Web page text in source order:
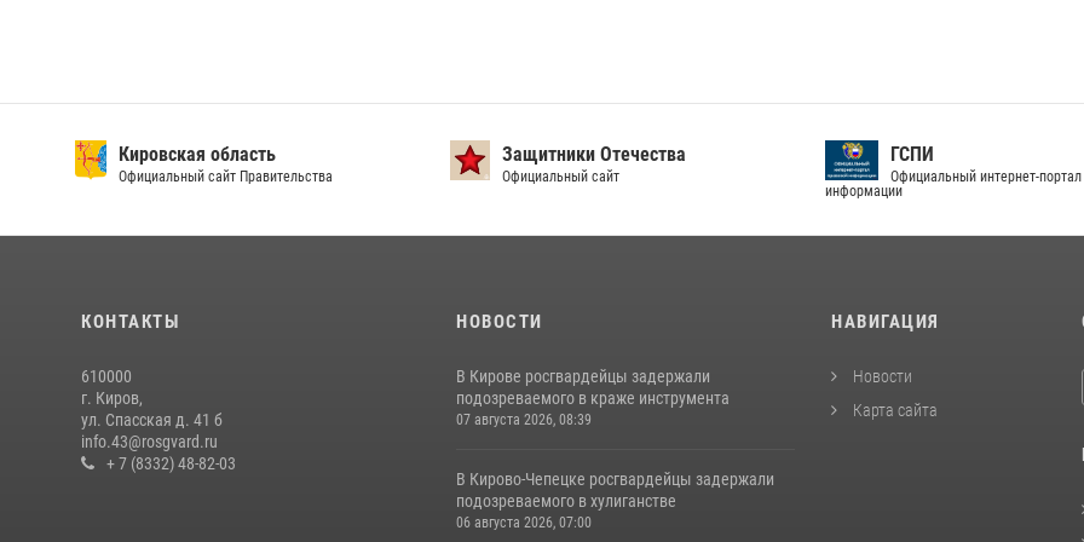
Кировская область
Официальный сайт Правительства
Защитники Отечества
Официальный сайт
ГСПИ
Официальный интернет-
информации
КОНТАКТЫ
610000
г. Киров,
ул. Спасская д. 41 б
info.43@rosgvard.ru
+ 7 (8332) 48-82-03
НОВОСТИ
В Кирове росгвардейцы задержали
подозреваемого в краже инструмента
07 августа 2026, 08:39
В Кирово-Чепецке росгвардейцы задержали
подозреваемого в хулиганстве
06 августа 2026, 07:00
НАВИГАЦИЯ
Новости
Карта сайта